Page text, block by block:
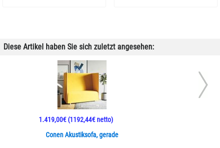
Diese Artikel haben Sie sich zuletzt angesehen:
Conen Akustiksofa, gerade
1.419,00€(1192,44€ netto)